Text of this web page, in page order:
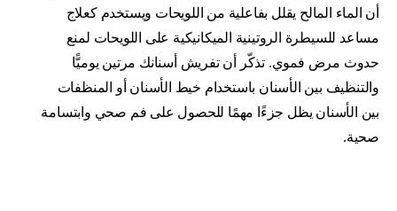
أن الماء المالح يقلل بفاعلية من اللويحات ويستخدم كعلاج
مساعد للسيطرة الروتينية الميكانيكية على اللويحات لمنع
حدوث مرض فموي. تذكّر أن تفريش أسنانك مرتين يوميًّا
والتنظيف بين الأسنان باستخدام خيط الأسنان أو المنظفات
بين الأسنان يظل جزءًا مهمًا للحصول على فم صحي وابتسامة
صحية.